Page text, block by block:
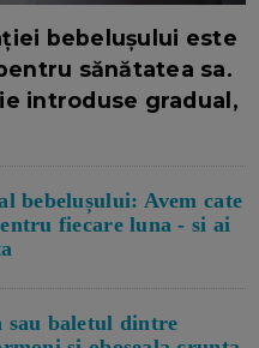
bebelușului este
sănătatea sa.
introduse gradual,
bebelușului: Avem cate
fiecare luna - si ai
sau baletul dintre